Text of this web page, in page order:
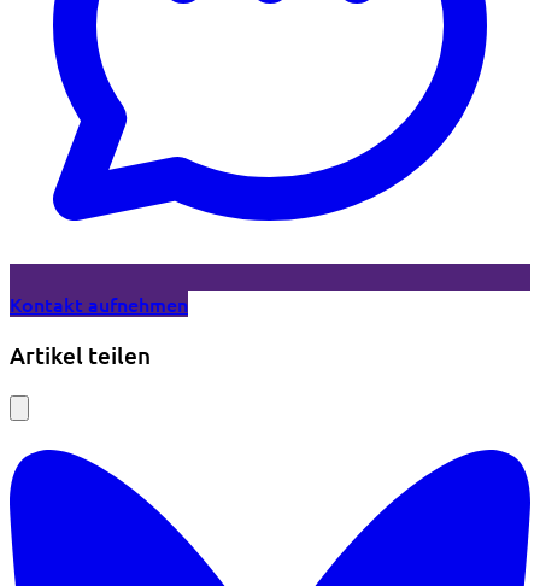
Kontakt aufnehmen
Artikel teilen